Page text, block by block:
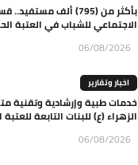
بأكثر من (795) ألف
الاجتماعي للشباب في العتبة
06/08/2026
اخبار وتقارير
خدمات طبية وإرشادية وتقنية
الزهراء (ع) للبنات التابعة للعتبة
06/08/2026